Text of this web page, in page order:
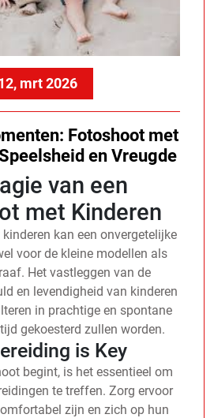
mrt 2026
Fotoshoot met
en Vreugde
van een
met Kinderen
kan een onvergetelijke
voor de kleine modellen als
Het vastleggen van de
en levendigheid van kinderen
in prachtige en spontane
gekoesterd zullen worden.
is Key
begint, is het essentieel om
te treffen. Zorg ervoor
zijn en zich op hun